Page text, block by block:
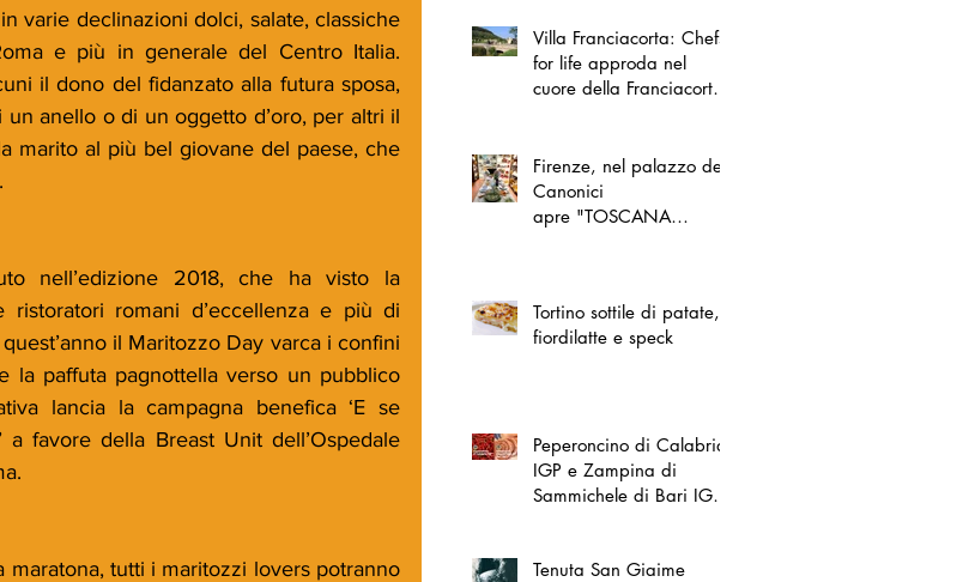
varie declinazioni dolci, salate, classiche
e più in generale del Centro Italia.
il dono del fidanzato alla futura sposa,
anello o di un oggetto d’oro, per altri il
marito al più bel giovane del paese, che
nell’edizione 2018, che ha visto la
romani d’eccellenza e più di
il Maritozzo Day varca i confini
la paffuta pagnottella verso un pubblico
lancia la campagna benefica ‘E se
favore della Breast Unit dell’Ospedale
tutti i maritozzi lovers potranno
Villa Franciacorta: Chefs
for life approda nel
cuore della Franciacorta,
Firenze, nel palazzo dei
Canonici
apre "TOSCANA
Tortino sottile di patate,
fiordilatte e speck
Peperoncino di Calabria
IGP e Zampina di
Sammichele di Bari IGP
Tenuta San Giaime